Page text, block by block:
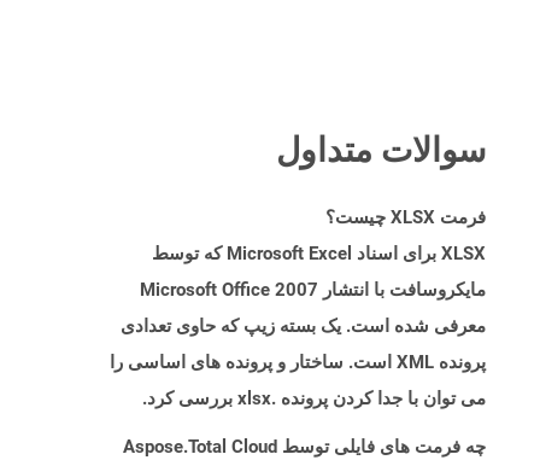
سوالات متداول
فرمت XLSX چیست؟
XLSX برای اسناد Microsoft Excel که توسط
مایکروسافت با انتشار Microsoft Office 2007
معرفی شده است. یک بسته زیپ که حاوی تعدادی
پرونده XML است. ساختار و پرونده های اساسی را
می توان با جدا کردن پرونده .xlsx بررسی کرد.
چه فرمت های فایلی توسط Aspose.Total Cloud